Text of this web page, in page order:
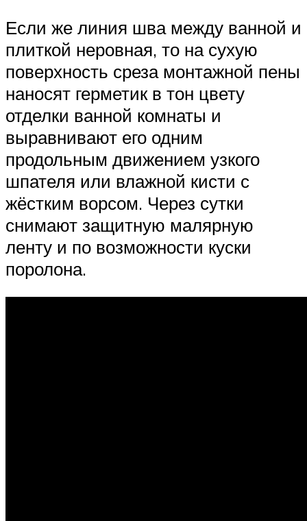
Если же линия шва между ванной и
плиткой неровная, то на сухую
поверхность среза монтажной пены
наносят герметик в тон цвету
отделки ванной комнаты и
выравнивают его одним
продольным движением узкого
шпателя или влажной кисти с
жёстким ворсом. Через сутки
снимают защитную малярную
ленту и по возможности куски
поролона.